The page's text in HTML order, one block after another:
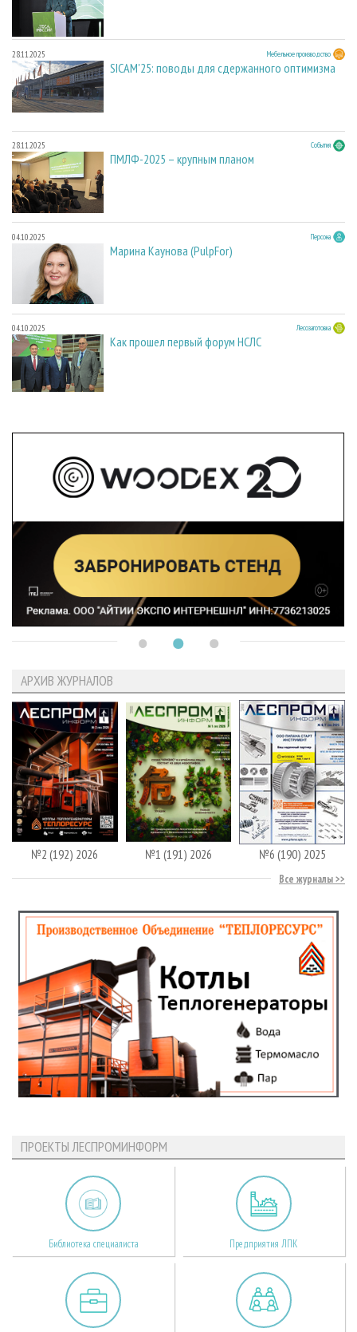
28.11.2025 Мебельное производство
SICAM'25: поводы для сдержанного оптимизма
28.11.2025 События
ПМЛФ-2025 – крупным планом
04.10.2025 Персона
Марина Каунова (PulpFor)
04.10.2025 Лесозаготовка
Как прошел первый форум НСЛС
АРХИВ ЖУРНАЛОВ
№2 (192) 2026 №1 (191) 2026 №6 (190) 2025
Все журналы
ПРОЕКТЫ ЛЕСПРОМИНФОРМ
Библиотека специалиста Предприятия ЛПК